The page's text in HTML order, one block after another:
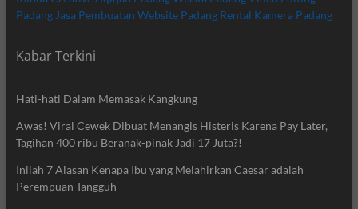
Padang Jasa Pembuatan Website Padang Rental Kamera Padang
Kabar Terkini
Hati-hati Dalam Memasak Kangkung
Awas! Viral Cewek Dibuat Menangis Histeris Karena Pay Later,
Tagihan 400 ribu Beranak-pinak Jadi 17 Juta?!
Inilah 7 Alasan Kenapa Ibu yang Melahirkan Caesar adalah
Perempuan Tangguh